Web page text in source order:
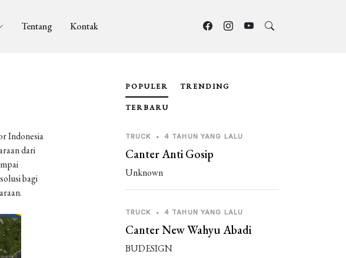
Tentang Kontak
Indonesia
dari
bagi
POPULER TRENDING
TERBARU
TRUCK • 4 TAHUN YANG LALU
Canter Anti Gosip
Unknown
TRUCK • 4 TAHUN YANG LALU
Canter New Wahyu Abadi
BUDESIGN